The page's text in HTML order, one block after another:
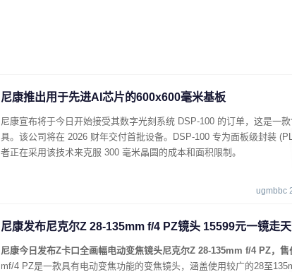
尼康推出用于先进AI芯片的600x600毫米基板
尼康宣布将于今日开始接受其数字光刻系统 DSP-100 的订单，这是一
具。该公司将在 2026 财年交付首批设备。DSP-100 专为面板级封装
者正在采用该技术来克服 300 毫米晶圆的成本和面积限制。
ugmbbc
尼康发布尼克尔Z 28-135mm f/4 PZ镜头 15599元一镜走
尼康今日发布Z卡口全画幅电动变焦镜头尼克尔Z 28-135mm f/4 PZ，售
mf/4 PZ是一款具有电动变焦功能的变焦镜头，涵盖使用较广的28至